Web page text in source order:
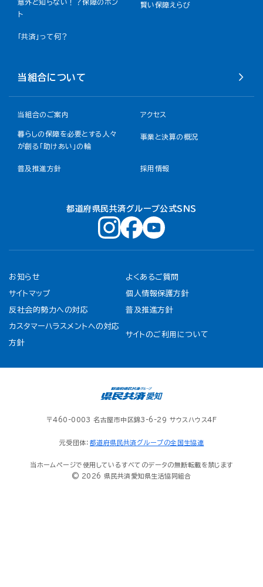
意外と知らない！？保障のホン
ト
賢い保障えらび
「共済」って何？
当組合について
当組合のご案内 アクセス
暮らしの保障を必要とする人々
が創る「助けあい」の輪
事業と決算の概況
普及推進方針 採用情報
都道府県民共済グループ公式ＳＮＳ
お知らせ よくあるご質問
サイトマップ 個人情報保護方針
反社会的勢力への対応 普及推進方針
カスタマーハラスメントへの対応
方針
サイトのご利用について
〒460-0003 名古屋市中区錦3-6-29 サウスハウス4F
元受団体： 都道府県民共済グループの全国生協連
当ホームページで使用しているすべてのデータの無断転載を禁じます
© 2026 県民共済愛知県生活協同組合